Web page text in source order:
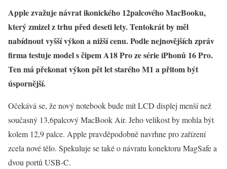
Apple zvažuje návrat ikonického 12palcového MacBooku,
který zmizel z trhu před deseti lety. Tentokrát by měl
nabídnout vyšší výkon a nižší cenu. Podle nejnovějších zpráv
firma testuje model s čipem A18 Pro ze série iPhonů 16 Pro.
Ten má překonat výkon pět let starého M1 a přitom být
úspornější.
Očekává se, že nový notebook bude mít LCD displej menší než
současný 13,6palcový MacBook Air. Jeho velikost by mohla být
kolem 12,9 palce. Apple pravděpodobně navrhne pro zařízení
zcela nové tělo. Spekuluje se také o návratu konektoru MagSafe a
dvou portů USB-C.